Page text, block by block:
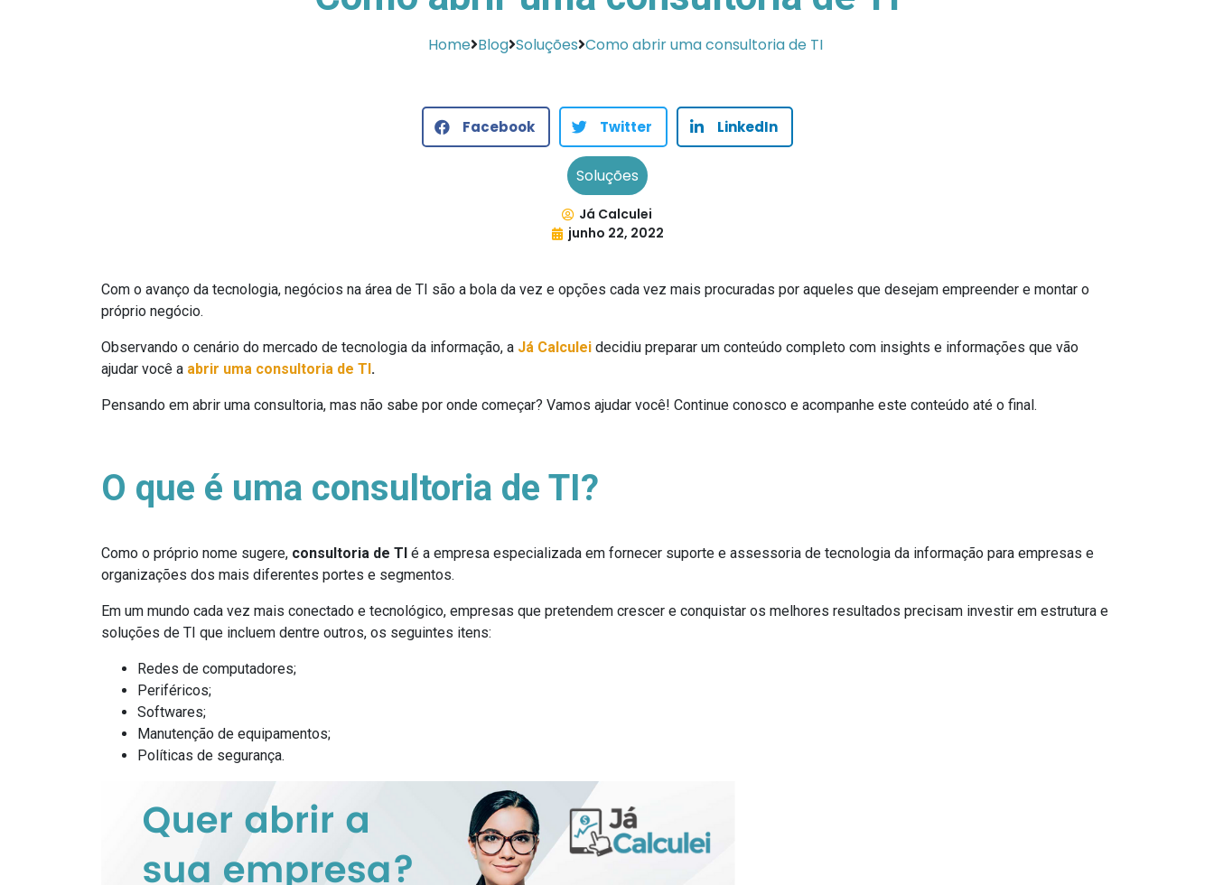
Home Blog Soluções Como abrir uma consultoria de TI
Facebook Twitter LinkedIn
Soluções
Já Calculei
junho 22, 2022
Com o avanço da tecnologia, negócios na área de TI são a bola da vez e opções cada vez mais procuradas por aqueles que desejam empreender e montar o
próprio negócio.
Observando o cenário do mercado de tecnologia da informação, a Já Calculei decidiu preparar um conteúdo completo com insights e informações que vão
ajudar você a abrir uma consultoria de TI.
Pensando em abrir uma consultoria, mas não sabe por onde começar? Vamos ajudar você! Continue conosco e acompanhe este conteúdo até o final.
O que é uma consultoria de TI?
Como o próprio nome sugere, consultoria de TI é a empresa especializada em fornecer suporte e assessoria de tecnologia da informação para empresas e
organizações dos mais diferentes portes e segmentos.
Em um mundo cada vez mais conectado e tecnológico, empresas que pretendem crescer e conquistar os melhores resultados precisam investir em estrutura e
soluções de TI que incluem dentre outros, os seguintes itens:
Redes de computadores;
Periféricos;
Softwares;
Manutenção de equipamentos;
Políticas de segurança.